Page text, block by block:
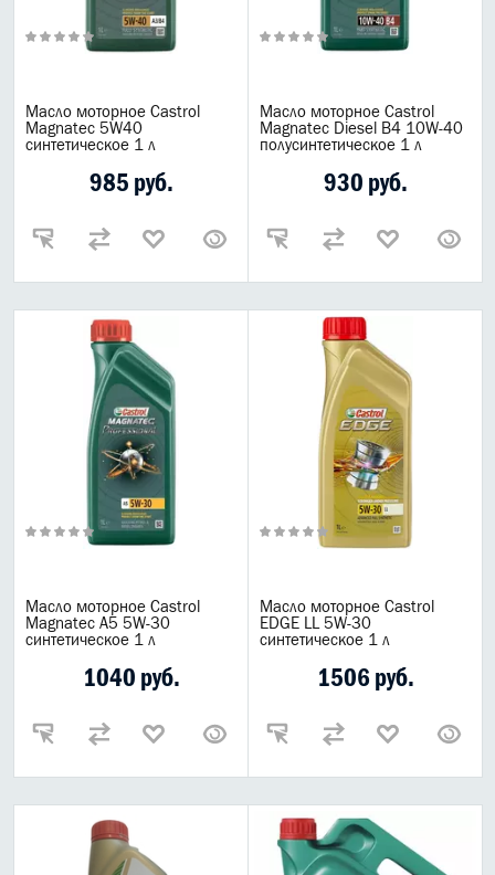
Масло моторное Castrol
Magnatec 5W40
синтетическое 1 л
985 руб.
Масло моторное Castrol
Magnatec Diesel B4 10W-40
полусинтетическое 1 л
930 руб.
Масло моторное Castrol
Magnatec A5 5W-30
синтетическое 1 л
1040 руб.
Масло моторное Castrol
EDGE LL 5W-30
синтетическое 1 л
1506 руб.